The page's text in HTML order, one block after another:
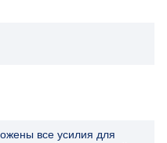
все усилия для